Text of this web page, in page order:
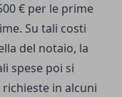
€ per le prime
Su tali costi
del notaio, la
spese poi si
in alcuni